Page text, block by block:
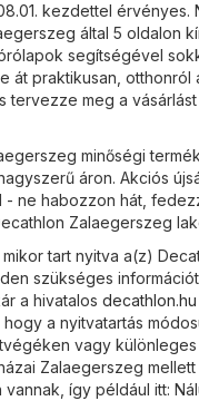
kezdettel érvényes.
által 5 oldalon
segítségével
át praktikusan, otthonról
tervezze meg a
minőségi
áron. Akciós
ne habozzon hát,
Zalaegerszeg
tart nyitva a(z)
szükséges
a hivatalos decathlon.hu
a nyitvatartás
vagy különleges
Zalaegerszeg mellett
így például itt: